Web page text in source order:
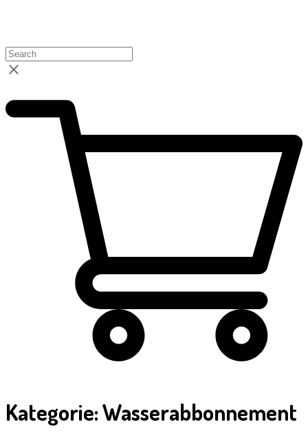
Kategorie:Wasserabbonnement